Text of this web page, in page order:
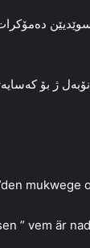
ژ بۆ